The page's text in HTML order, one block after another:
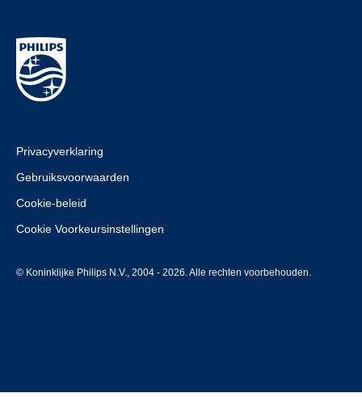
Privacyverklaring
Gebruiksvoorwaarden
Cookie-beleid
Cookie Voorkeursinstellingen
© Koninklijke Philips N.V., 2004 - 2026. Alle rechten voorbehouden.